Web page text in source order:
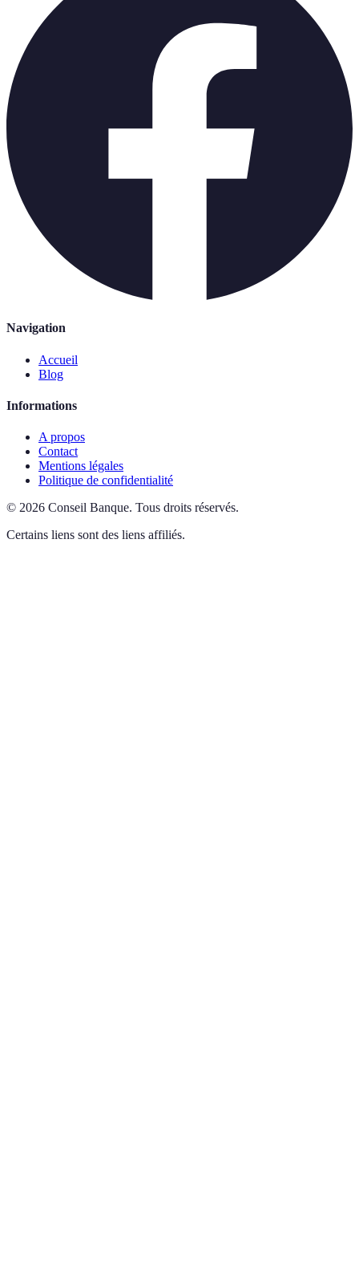
Navigation
Accueil
Blog
Informations
A propos
Contact
Mentions légales
Politique de confidentialité
© 2026 Conseil Banque. Tous droits réservés.
Certains liens sont des liens affiliés.